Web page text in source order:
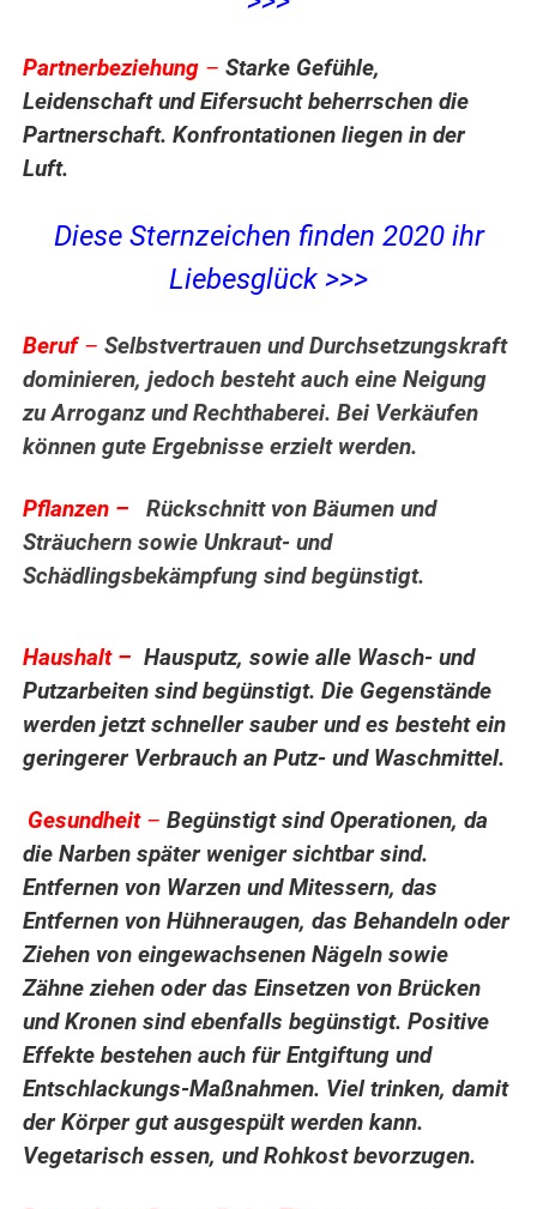
Partnerbeziehung –Starke Gefühle,
Leidenschaft und Eifersucht beherrschen die
Partnerschaft. Konfrontationen liegen in der
Luft.
Diese Sternzeichen finden 2020 ihr
Liebesglück >>>
Beruf–Selbstvertrauen und Durchsetzungskraft
dominieren, jedoch besteht auch eine Neigung
zu Arroganz und Rechthaberei. Bei Verkäufen
können gute Ergebnisse erzielt werden.
Pflanzen –
Rückschnitt von Bäumen und
Sträuchern sowie Unkraut- und
Schädlingsbekämpfung sind begünstigt.
Haushalt –Hausputz, sowie alle Wasch- und
Putzarbeiten sind begünstigt. Die Gegenstände
werden jetzt schneller sauber und es besteht ein
geringerer Verbrauch an Putz- und Waschmittel.
Gesundheit –Begünstigt sind Operationen, da
die Narben später weniger sichtbar sind.
Entfernen von Warzen und Mitessern, das
Entfernen von Hühneraugen, das Behandeln oder
Ziehen von eingewachsenen Nägeln sowie
Zähne ziehen oder das Einsetzen von Brücken
und Kronen sind ebenfalls begünstigt. Positive
Effekte bestehen auch für Entgiftung und
Entschlackungs-Maßnahmen. Viel trinken, damit
der Körper gut ausgespült werden kann.
Vegetarisch essen, und Rohkost bevorzugen.